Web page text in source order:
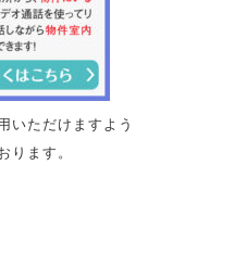
いただけますよう
ります。